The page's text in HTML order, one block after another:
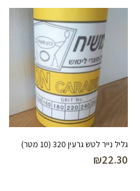
עד
גליל נייר לטש גרעין 320 (10 מטר)
₪22.30